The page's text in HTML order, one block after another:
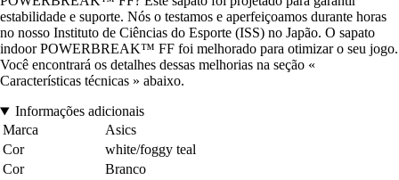
estabilidade e suporte. Nós o testamos e aperfeiçoamos durante horas
no nosso Instituto de Ciências do Esporte (ISS) no Japão. O sapato
indoor POWERBREAK™ FF foi melhorado para otimizar o seu jogo.
Você encontrará os detalhes dessas melhorias na seção «
Características técnicas » abaixo.
Informações adicionais
Marca
Asics
Cor
white/foggy teal
Cor
Branco